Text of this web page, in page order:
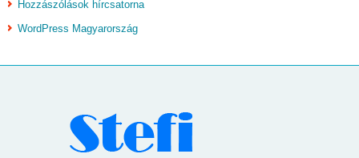
Hozzászólások hírcsatorna
WordPress Magyarország